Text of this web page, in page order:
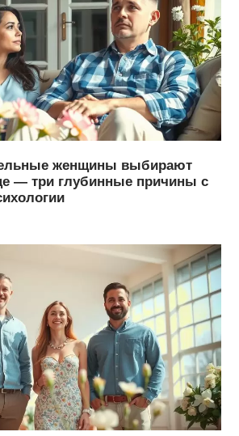
женщины выбирают
— три глубинные причины с